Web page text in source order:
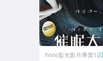
hnnc藍光影片專賣1店